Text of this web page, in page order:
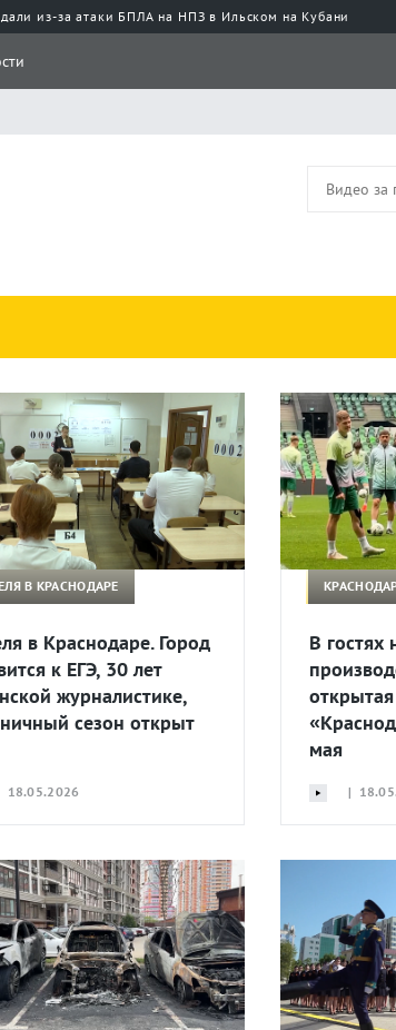
из-за атаки БПЛА на НПЗ в Ильском на Кубани
В КРАСНОДАРЕ
в Краснодаре. Город
к ЕГЭ, 30 лет
журналистике,
сезон открыт
18.05.2026
В гостях
мая
|